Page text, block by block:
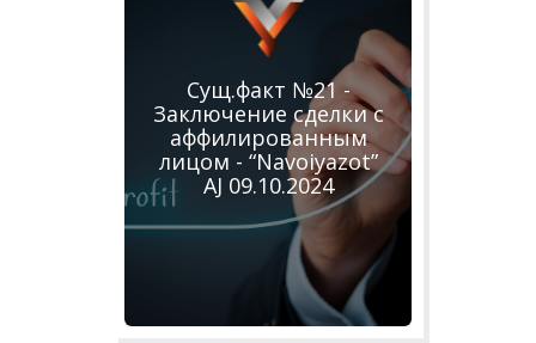
Сущ.факт №21 -
Заключение сделки с
аффилированным
лицом - “Navoiyazot”
AJ 09.10.2024